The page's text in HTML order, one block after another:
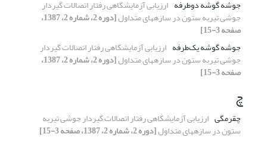
جوشه گوشه دوطرفه ارزیابی آزمایشگاهی رفتار اتصالات گیردار
جوشی تیربه ستون در سازههای متداول [دوره 2، شماره 2، 1387،
صفحه 3-15]
جوشه گوشه یک‌طرفه ارزیابی آزمایشگاهی رفتار اتصالات گیردار
جوشی تیربه ستون در سازههای متداول [دوره 2، شماره 2، 1387،
صفحه 3-15]
چ
چقرمگی ارزیابی آزمایشگاهی رفتار اتصالات گیردار جوشی تیربه
ستون در سازههای متداول[دوره 2، شماره 2، 1387، صفحه 3-15]